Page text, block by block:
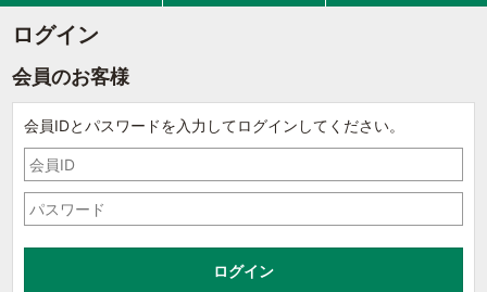
ログイン
会員のお客様
会員IDとパスワードを入力してログインしてください。